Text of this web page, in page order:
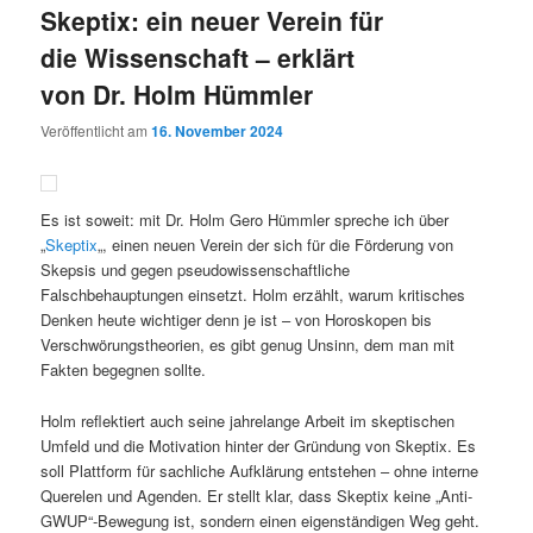
Skeptix: ein neuer Verein für
die Wissenschaft – erklärt
von Dr. Holm Hümmler
Veröffentlicht am16. November 2024
Es ist soweit: mit Dr. Holm Gero Hümmler spreche ich über
„Skeptix„, einen neuen Verein der sich für die Förderung von
Skepsis und gegen pseudowissenschaftliche
Falschbehauptungen einsetzt. Holm erzählt, warum kritisches
Denken heute wichtiger denn je ist – von Horoskopen bis
Verschwörungstheorien, es gibt genug Unsinn, dem man mit
Fakten begegnen sollte.
Holm reflektiert auch seine jahrelange Arbeit im skeptischen
Umfeld und die Motivation hinter der Gründung von Skeptix. Es
soll Plattform für sachliche Aufklärung entstehen – ohne interne
Querelen und Agenden. Er stellt klar, dass Skeptix keine „Anti-
GWUP“-Bewegung ist, sondern einen eigenständigen Weg geht.